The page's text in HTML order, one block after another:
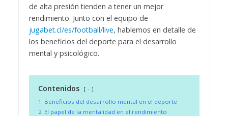
de alta presión tienden a tener un mejor
rendimiento. Junto con el equipo de
jugabet.cl/es/football/live, hablemos en detalle de
los beneficios del deporte para el desarrollo
mental y psicológico.
Contenidos
-
1 Beneficios del desarrollo mental en el deporte
2 El papel de la mentalidad en el rendimiento